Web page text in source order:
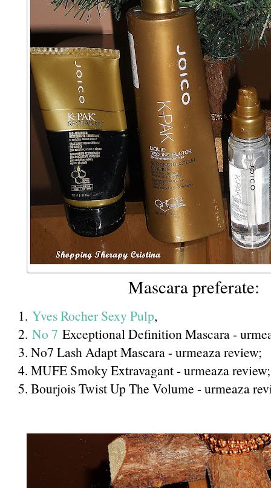
Mascara preferate:
1. Yves Rocher Sexy Pulp,
2. No 7 Exceptional Definition Mascara -
3. No7 Lash Adapt Mascara - urmeaza review;
4. MUFE Smoky Extravagant - urmeaza review;
5. Bourjois Twist Up The Volume - urmeaza